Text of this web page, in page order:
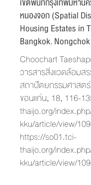
หนองจอก (Spatial
Housing Estates in
Bangkok.
Choochart
วารสารสิ่งแวดล้อม
สถาปัตยกรรมศาสต
ขอนแก่น, 18, 116-
thaijo.org/
kku/article/view/
https://so01.tci-
thaijo.org/
kku/article/view/